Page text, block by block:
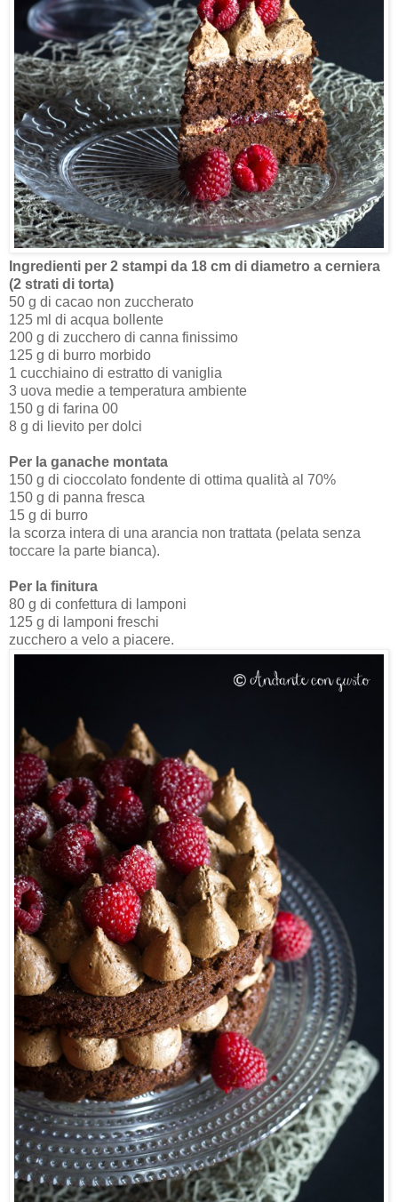
Ingredienti per 2 stampi da 18 cm di diametro a cerniera
(2 strati di torta)
50 g di cacao non zuccherato
125 ml di acqua bollente
200 g di zucchero di canna finissimo
125 g di burro morbido
1 cucchiaino di estratto di vaniglia
3 uova medie a temperatura ambiente
150 g di farina 00
8 g di lievito per dolci
Per la ganache montata
150 g di cioccolato fondente di ottima qualità al 70%
150 g di panna fresca
15 g di burro
la scorza intera di una arancia non trattata (pelata senza
toccare la parte bianca).
Per la finitura
80 g di confettura di lamponi
125 g di lamponi freschi
zucchero a velo a piacere.